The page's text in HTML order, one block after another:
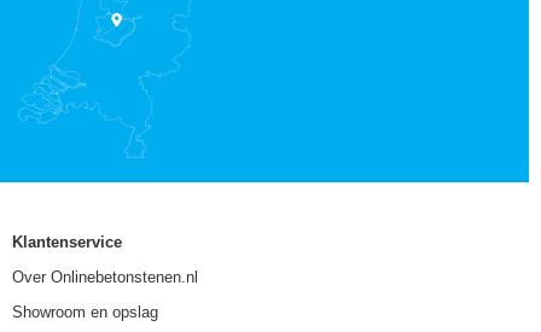
Klantenservice
Over Onlinebetonstenen.nl
Showroom en opslag